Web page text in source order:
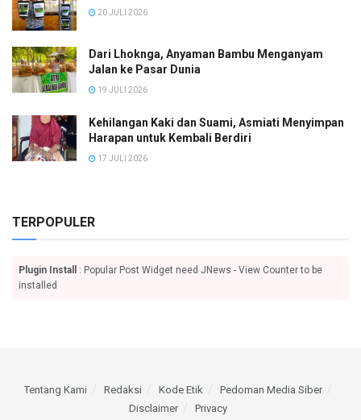
20 JULI 2026
Dari Lhoknga, Anyaman Bambu Menganyam
Jalan ke Pasar Dunia
19 JULI 2026
Kehilangan Kaki dan Suami, Asmiati Menyimpan
Harapan untuk Kembali Berdiri
17 JULI 2026
TERPOPULER
Plugin Install
: Popular Post Widget need JNews - View Counter to be
installed
Tentang Kami Redaksi Kode Etik
Pedoman Media Siber
Disclaimer
Privacy